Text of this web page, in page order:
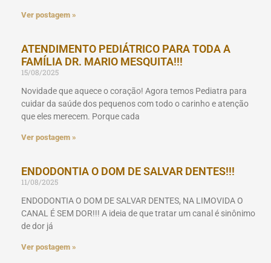
Ver postagem »
ATENDIMENTO PEDIÁTRICO PARA TODA A
FAMÍLIA DR. MARIO MESQUITA!!!
15/08/2025
Novidade que aquece o coração! Agora temos Pediatra para
cuidar da saúde dos pequenos com todo o carinho e atenção
que eles merecem. Porque cada
Ver postagem »
ENDODONTIA O DOM DE SALVAR DENTES!!!
11/08/2025
ENDODONTIA O DOM DE SALVAR DENTES, NA LIMOVIDA O
CANAL É SEM DOR!!! A ideia de que tratar um canal é sinônimo
de dor já
Ver postagem »